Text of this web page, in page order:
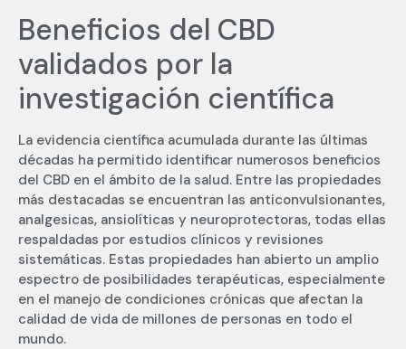
Beneficios del CBD
validados por la
investigación científica
La evidencia científica acumulada durante las últimas
décadas ha permitido identificar numerosos beneficios
del CBD en el ámbito de la salud. Entre las propiedades
más destacadas se encuentran las anticonvulsionantes,
analgesicas, ansiolíticas y neuroprotectoras, todas ellas
respaldadas por estudios clínicos y revisiones
sistemáticas. Estas propiedades han abierto un amplio
espectro de posibilidades terapéuticas, especialmente
en el manejo de condiciones crónicas que afectan la
calidad de vida de millones de personas en todo el
mundo.